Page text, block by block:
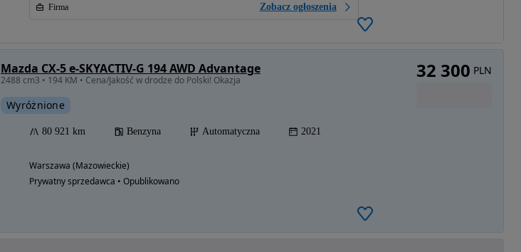
Firma Zobacz ogłoszenia
Mazda CX-5 e-SKYACTIV-G 194 AWD Advantage
2488 cm3 • 194 KM • Cena/Jakość w drodze do Polski! Okazja
Wyróżnione
80 921 km Benzyna Automatyczna 2021
Warszawa (Mazowieckie)
Prywatny sprzedawca • Opublikowano
32 300 PLN